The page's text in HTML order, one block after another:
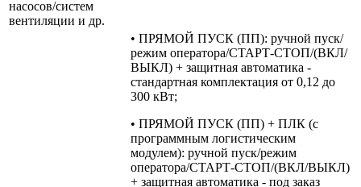
насосов/систем
вентиляции и др.
• ПРЯМОЙ ПУСК (ПП): ручной пуск/
режим оператора/СТАРТ-СТОП/(ВКЛ/
ВЫКЛ) + защитная автоматика -
стандартная комплектация от 0,12 до
300 кВт;
• ПРЯМОЙ ПУСК (ПП) + ПЛК (с
программным логистическим
модулем): ручной пуск/режим
оператора/СТАРТ-СТОП/(ВКЛ/ВЫКЛ)
+ защитная автоматика - под заказ